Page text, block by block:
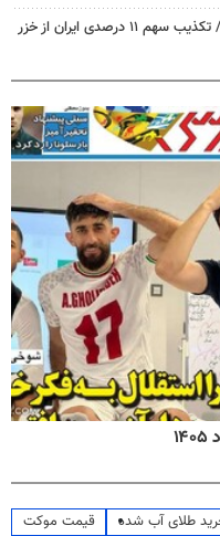
ایران از خزر
طلای آب شده
قیمت موکت